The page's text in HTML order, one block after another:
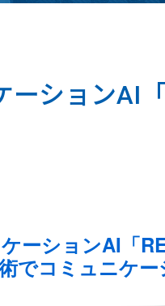
ーションAI「
ーションAI「
でコミュニケ